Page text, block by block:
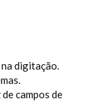
digitação.
campos de